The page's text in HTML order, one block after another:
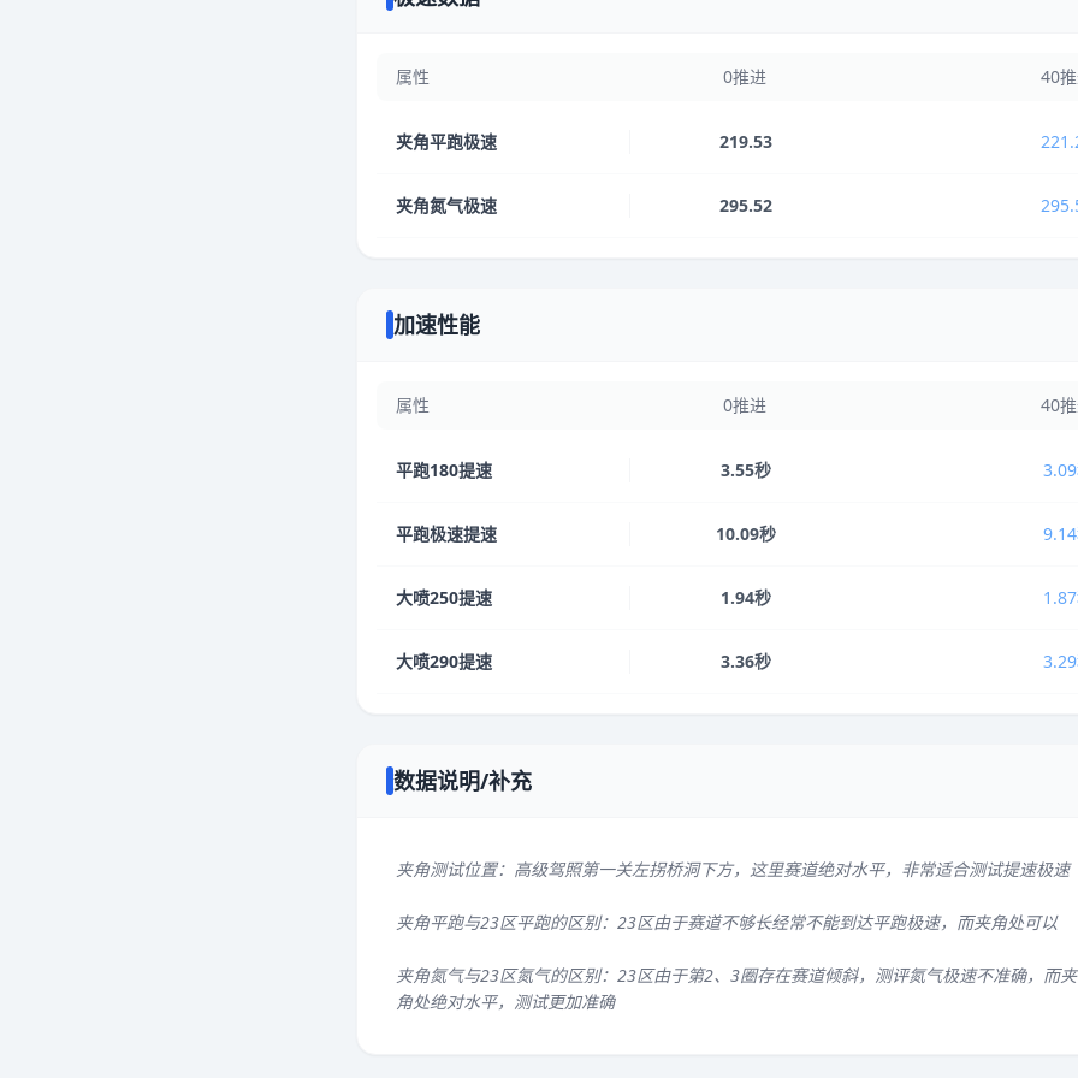
属性 0推进 40
夹角平跑极速 219.53
夹角氮气极速 295.52
加速性能
属性 0推进 40
平跑180提速 3.55秒
平跑极速提速 10.09秒
大喷250提速 1.94秒
大喷290提速 3.36秒
数据说明/补充
夹角测试位置：高级驾照第一关左拐桥洞下方，这里赛道绝对水平，非常适合测试提速极速
夹角平跑与23区平跑的区别：23区由于赛道不够长经常不能到达平跑极速，而夹角处可以
夹角氮气与23区氮气的区别：23区由于第2、3圈存在赛道倾斜，测评氮气极速不准确，而夹
角处绝对水平，测试更加准确